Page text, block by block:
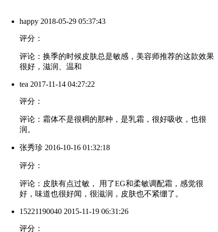
happy 2018-05-29 05:37:43
评分：
评论：换季的时候皮肤总是敏感，美容师推荐的这款效果
很好，滋润、温和
tea 2017-11-14 04:27:22
评分：
评论：霜体不是很稠的那种，是乳霜，很好吸收，也很
润。
张秀珍 2016-10-16 01:32:18
评分：
评论：皮肤有点过敏， 用了EG和柔敏调配霜，感觉很
好，味道也很好闻，很滋润，皮肤也不紧绷了。
15221190040 2015-11-19 06:31:26
评分：